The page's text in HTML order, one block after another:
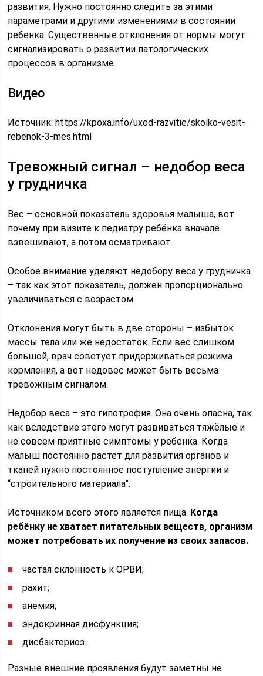
развития. Нужно постоянно следить за этими
параметрами и другими изменениями в состоянии
ребенка. Существенные отклонения от нормы могут
сигнализировать о развитии патологических
процессов в организме.
Видео
Источник:https://kpoxa.info/uxod-razvitie/skolko-vesit-
rebenok-3-mes.html
Тревожный сигнал – недобор веса
у грудничка
Вес – основной показатель здоровья малыша, вот
почему при визите к педиатру ребёнка вначале
взвешивают, а потом осматривают.
Особое внимание уделяют недобору веса у грудничка
– так как этот показатель, должен пропорционально
увеличиваться с возрастом.
Отклонения могут быть в две стороны – избыток
массы тела или же недостаток. Если вес слишком
большой, врач советует придерживаться режима
кормления, а вот недовес может быть весьма
тревожным сигналом.
Недобор веса – это гипотрофия. Она очень опасна, так
как вследствие этого могут развиваться тяжёлые и
не совсем приятные симптомы у ребёнка. Когда
малыш постоянно растёт для развития органов и
тканей нужно постоянное поступление энергии и
“строительного материала”.
Источником всего этого является пища. Когда
ребёнку не хватает питательных веществ, организм
может потребовать их получение из своих запасов.
частая склонность к ОРВИ;
рахит;
анемия;
эндокринная дисфункция;
дисбактериоз.
Разные внешние проявления будут заметны не